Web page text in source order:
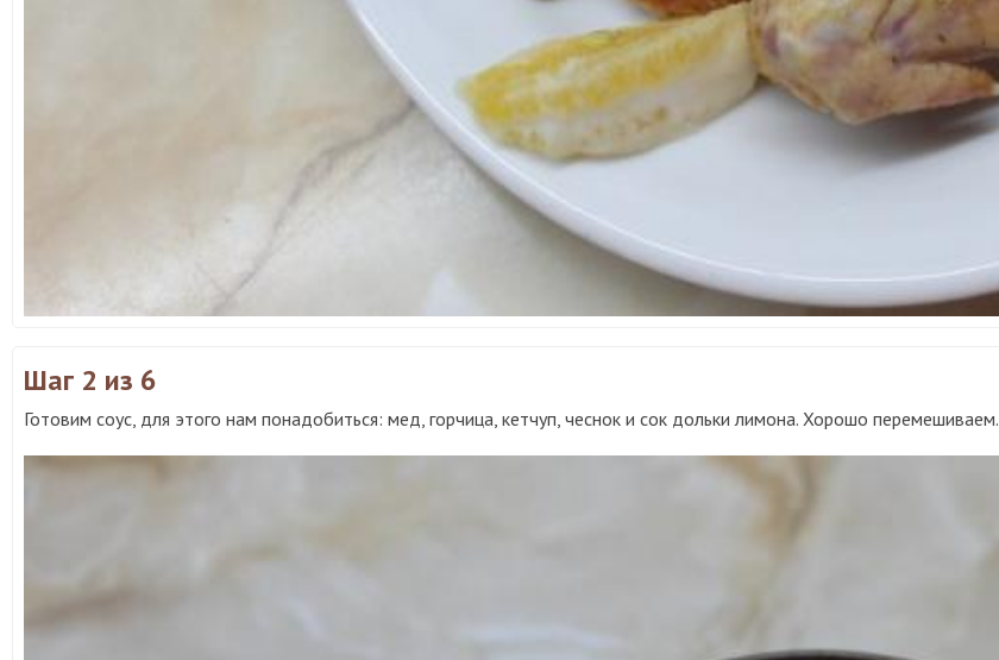
Шаг 2 из 6
Готовим соус, для этого нам понадобиться: мед, горчица, кетчуп, чеснок и сок дольки лимона. Хорошо перемешиваем.